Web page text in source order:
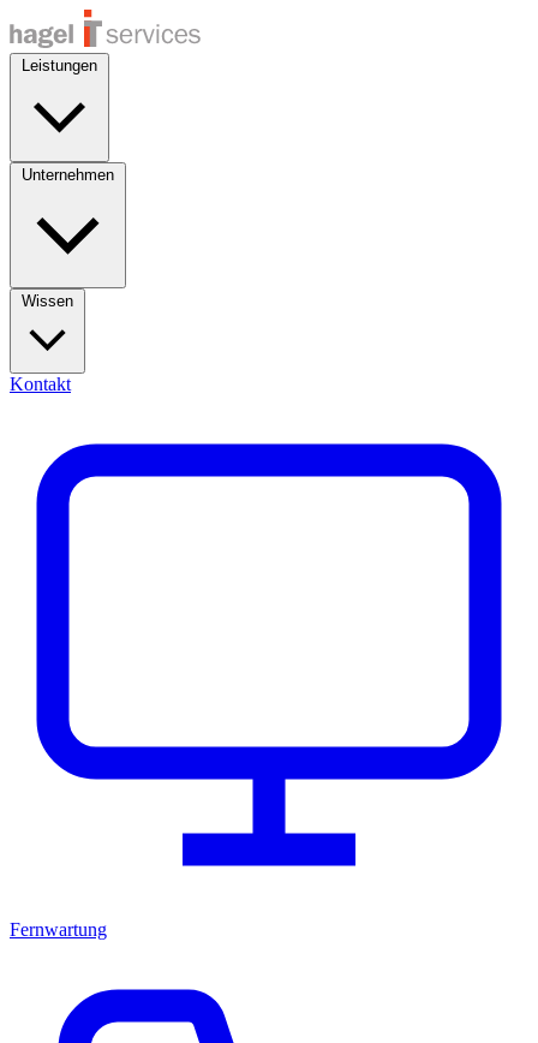
Kontakt
Fernwartung